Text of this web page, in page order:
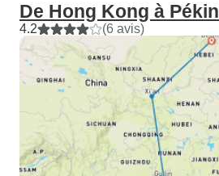
De Hong Kong à Pékin
4.2 (6 avis)